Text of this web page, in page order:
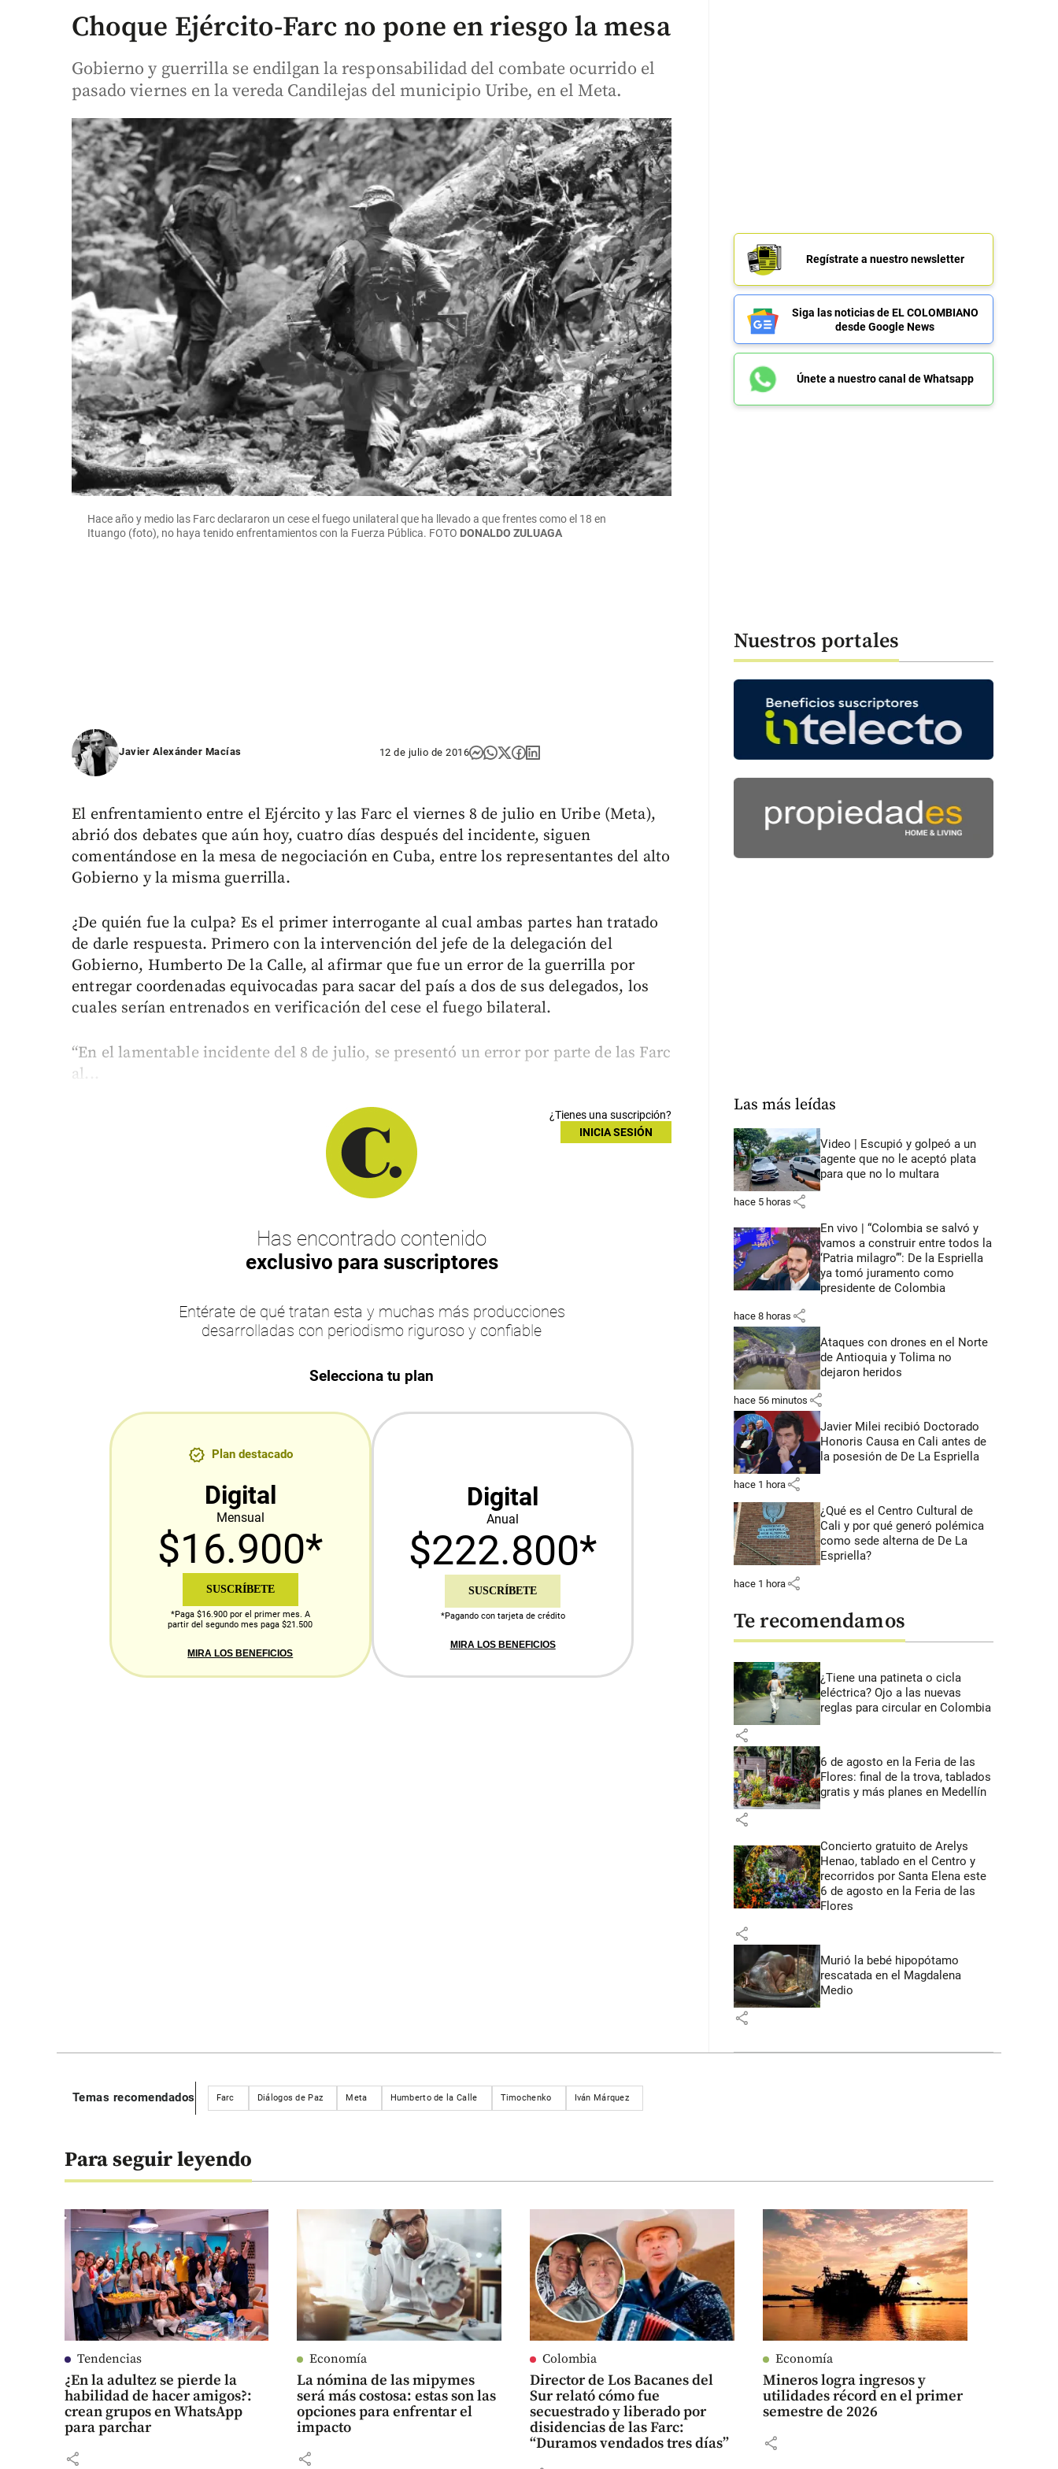
Choque Ejército-Farc no pone en riesgo la mesa
Gobierno y guerrilla se endilgan la responsabilidad del combate ocurrido el
pasado viernes en la vereda Candilejas del municipio Uribe, en el Meta.
Hace año y medio las Farc declararon un cese el fuego unilateral que ha llevado a que frentes como el 18 en
Ituango (foto), no haya tenido enfrentamientos con la Fuerza Pública. FOTO DONALDO ZULUAGA
Javier Alexánder Macías 12 de julio de 2016
El enfrentamiento entre el Ejército y las Farc el viernes 8 de julio en Uribe (Meta),
abrió dos debates que aún hoy, cuatro días después del incidente, siguen
comentándose en la mesa de negociación en Cuba, entre los representantes del alto
Gobierno y la misma guerrilla.
¿De quién fue la culpa? Es el primer interrogante al cual ambas partes han tratado
de darle respuesta. Primero con la intervención del jefe de la delegación del
Gobierno, Humberto De la Calle, al afirmar que fue un error de la guerrilla por
entregar coordenadas equivocadas para sacar del país a dos de sus delegados, los
cuales serían entrenados en verificación del cese el fuego bilateral.
“En el lamentable incidente del 8 de julio, se presentó un error por parte de las Farc
al...
¿Tienes una suscripción?
INICIA SESIÓN
Has encontrado contenido
exclusivo para suscriptores
Entérate de qué tratan esta y muchas más producciones
desarrolladas con periodismo riguroso y confiable
Selecciona tu plan
Plan destacado
Digital
Mensual
$16.900*
SUSCRÍBETE
*Paga $16.900 por el primer mes. A
partir del segundo mes paga $21.500
MIRA LOS BENEFICIOS
Digital
Anual
$222.800*
SUSCRÍBETE
*Pagando con tarjeta de crédito
MIRA LOS BENEFICIOS
Regístrate a nuestro newsletter
Siga las noticias de EL COLOMBIANO
desde Google News
Únete a nuestro canal de Whatsapp
Nuestros portales
Las más leídas
Video | Escupió y golpeó a un
agente que no le aceptó plata
para que no lo multara
hace 5 horas share
En vivo | “Colombia se salvó y
vamos a construir entre todos la
‘Patria milagro’”: De la Espriella
ya tomó juramento como
presidente de Colombia
hace 8 horas share
Ataques con drones en el Norte
de Antioquia y Tolima no
dejaron heridos
hace 56 minutos share
Javier Milei recibió Doctorado
Honoris Causa en Cali antes de
la posesión de De La Espriella
hace 1 hora share
¿Qué es el Centro Cultural de
Cali y por qué generó polémica
como sede alterna de De La
Espriella?
hace 1 hora share
Te recomendamos
¿Tiene una patineta o cicla
eléctrica? Ojo a las nuevas
reglas para circular en Colombia
share
6 de agosto en la Feria de las
Flores: final de la trova, tablados
gratis y más planes en Medellín
share
Concierto gratuito de Arelys
Henao, tablado en el Centro y
recorridos por Santa Elena este
6 de agosto en la Feria de las
Flores
share
Murió la bebé hipopótamo
rescatada en el Magdalena
Medio
share
Temas recomendados Farc Diálogos de Paz Meta Humberto de la Calle Timochenko Iván Márquez
Para seguir leyendo
Tendencias
¿En la adultez se pierde la
habilidad de hacer amigos?:
crean grupos en WhatsApp
para parchar
share
Economía
La nómina de las mipymes
será más costosa: estas son las
opciones para enfrentar el
impacto
share
Colombia
Director de Los Bacanes del
Sur relató cómo fue
secuestrado y liberado por
disidencias de las Farc:
“Duramos vendados tres días”
Economía
Mineros logra ingresos y
utilidades récord en el primer
semestre de 2026
share